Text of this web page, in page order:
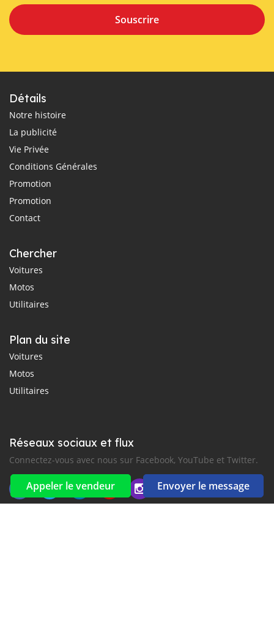
Appeler le vendeur Envoyer le message
Souscrire
Détails
Notre histoire
La publicité
Vie Privée
Conditions Générales
Promotion
Promotion
Contact
Chercher
Voitures
Motos
Utilitaires
Plan du site
Voitures
Motos
Utilitaires
Réseaux sociaux et flux
Connectez-vous avec nous sur Facebook, YouTube et Twitter.